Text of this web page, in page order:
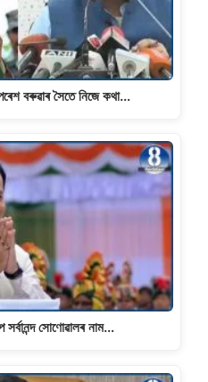
বৰুৱাৰ সৈতে নিজে কথা…
সৰ্বানন্দ সোণোৱালৰ নাম…